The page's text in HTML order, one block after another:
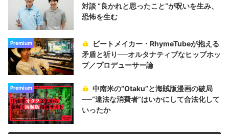
対談 “良かれと思ったこと“が呪いを生み、
恐怖を生む
Premium
ビートメイカー・RhymeTubeが抱える
矛盾と祈り──オルタナティブなヒップホッ
プ／プロデューサー論
Premium
中南米の“Otaku”と海賊版漫画の破局
──“違法な消費者”はいかにして合法化して
いったか